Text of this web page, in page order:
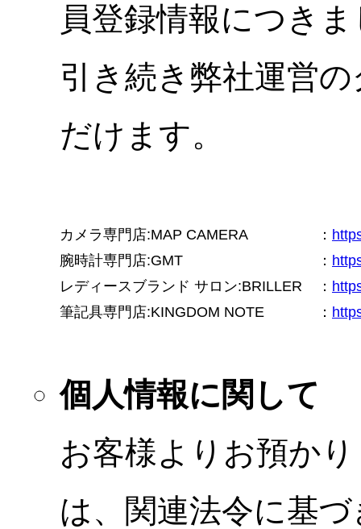
員登録情報につき
引き続き弊社運営
だけます。
カメラ専門店:MAP CAMERA ：
腕時計専門店:GMT
：
レディースブランド サロン:BRILLER
：
筆記具専門店:KINGDOM NOTE
：
個人情報に関して
お客様よりお預か
は、関連法令に基